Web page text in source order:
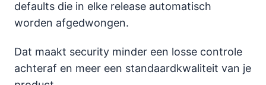
defaults die in elke release automatisch
worden afgedwongen.
Dat maakt security minder een losse controle
achteraf en meer een standaardkwaliteit van je